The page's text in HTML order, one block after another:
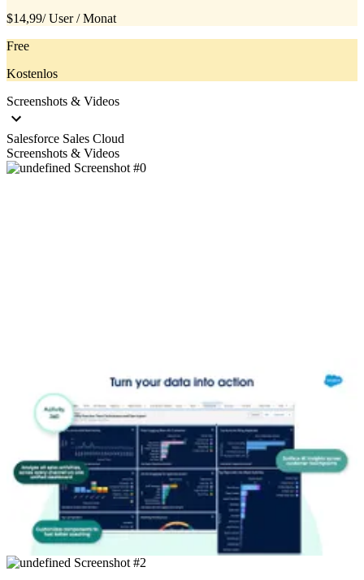
$14,99/ User / Monat
Free
Kostenlos
Screenshots & Videos
Salesforce Sales Cloud
Screenshots & Videos